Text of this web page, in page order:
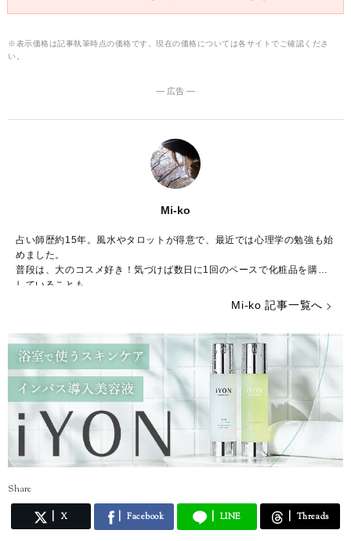
※表示価格は記事執筆時点の価格です。現在の価格については各サイトでご確認くださ
い。
― 広告 ―
Mi-ko
占い師歴約15年。風水やタロットが得意で、最近では心理学の勉強も始
めました。
普段は、大のコスメ好き！気づけば数日に1回のペースで化粧品を購入
していることも……。
ストレスが多い今の時代……癒やしが欲しいという方のために、のんび
Mi-ko 記事一覧へ
Share
X Facebook LINE Threads